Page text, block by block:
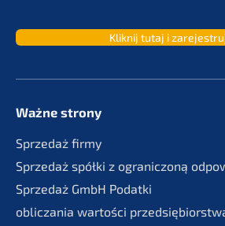
Kliknij tutaj i
Ważne strony
Sprze­daż firmy
Sprze­daż spółki z ogranic­zoną
Sprze­daż GmbH Podatki
oblic­za­nia wartości